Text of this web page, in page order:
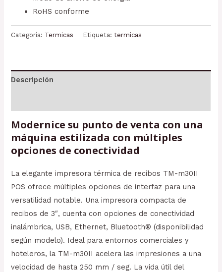
RoHS conforme
Categoría: Termicas Etiqueta:termicas
Descripción
Modernice su punto de venta con una
máquina estilizada con múltiples
opciones de conectividad
La elegante impresora térmica de recibos TM-m30II
POS ofrece múltiples opciones de interfaz para una
versatilidad notable. Una impresora compacta de
recibos de 3″, cuenta con opciones de conectividad
inalámbrica, USB, Ethernet, Bluetooth® (disponibilidad
según modelo). Ideal para entornos comerciales y
hoteleros, la TM-m30II acelera las impresiones a una
velocidad de hasta 250 mm / seg. La vida útil del